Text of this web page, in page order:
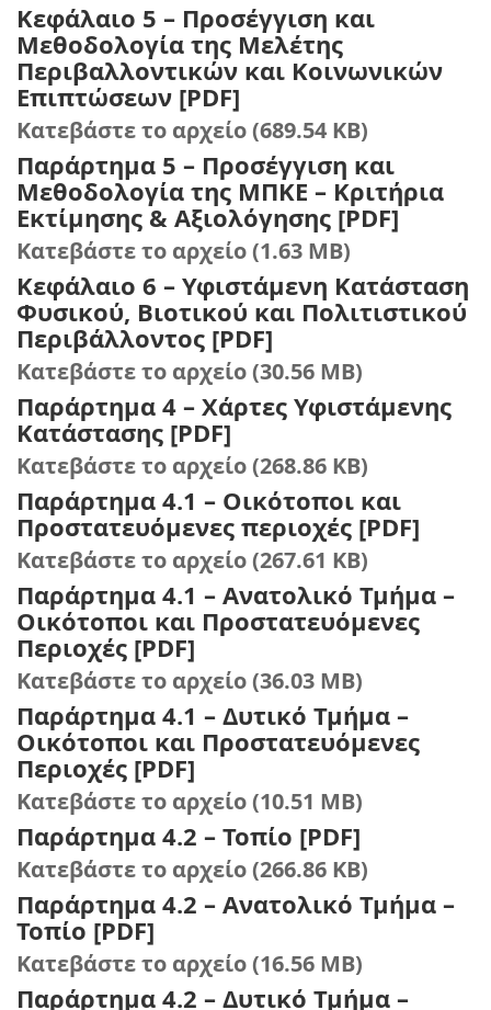
Κεφάλαιο 5 – Προσέγγιση και
Μεθοδολογία της Μελέτης
Περιβαλλοντικών και Κοινωνικών
Επιπτώσεων [PDF]
Κατεβάστε το αρχείο (689.54 KB)
Παράρτημα 5 – Προσέγγιση και
Μεθοδολογία της ΜΠΚΕ – Κριτήρια
Εκτίμησης & Αξιολόγησης [PDF]
Κατεβάστε το αρχείο (1.63 MB)
Κεφάλαιο 6 – Υφιστάμενη Κατάσταση
Φυσικού, Βιοτικού και Πολιτιστικού
Περιβάλλοντος [PDF]
Κατεβάστε το αρχείο (30.56 MB)
Παράρτημα 4 – Χάρτες Υφιστάμενης
Κατάστασης [PDF]
Κατεβάστε το αρχείο (268.86 KB)
Παράρτημα 4.1 – Οικότοποι και
Προστατευόμενες περιοχές [PDF]
Κατεβάστε το αρχείο (267.61 KB)
Παράρτημα 4.1 – Ανατολικό Τμήμα –
Οικότοποι και Προστατευόμενες
Περιοχές [PDF]
Κατεβάστε το αρχείο (36.03 MB)
Παράρτημα 4.1 – Δυτικό Τμήμα –
Οικότοποι και Προστατευόμενες
Περιοχές [PDF]
Κατεβάστε το αρχείο (10.51 MB)
Παράρτημα 4.2 – Τοπίο [PDF]
Κατεβάστε το αρχείο (266.86 KB)
Παράρτημα 4.2 – Ανατολικό Τμήμα –
Τοπίο [PDF]
Κατεβάστε το αρχείο (16.56 MB)
Παράρτημα 4.2 – Δυτικό Τμήμα –